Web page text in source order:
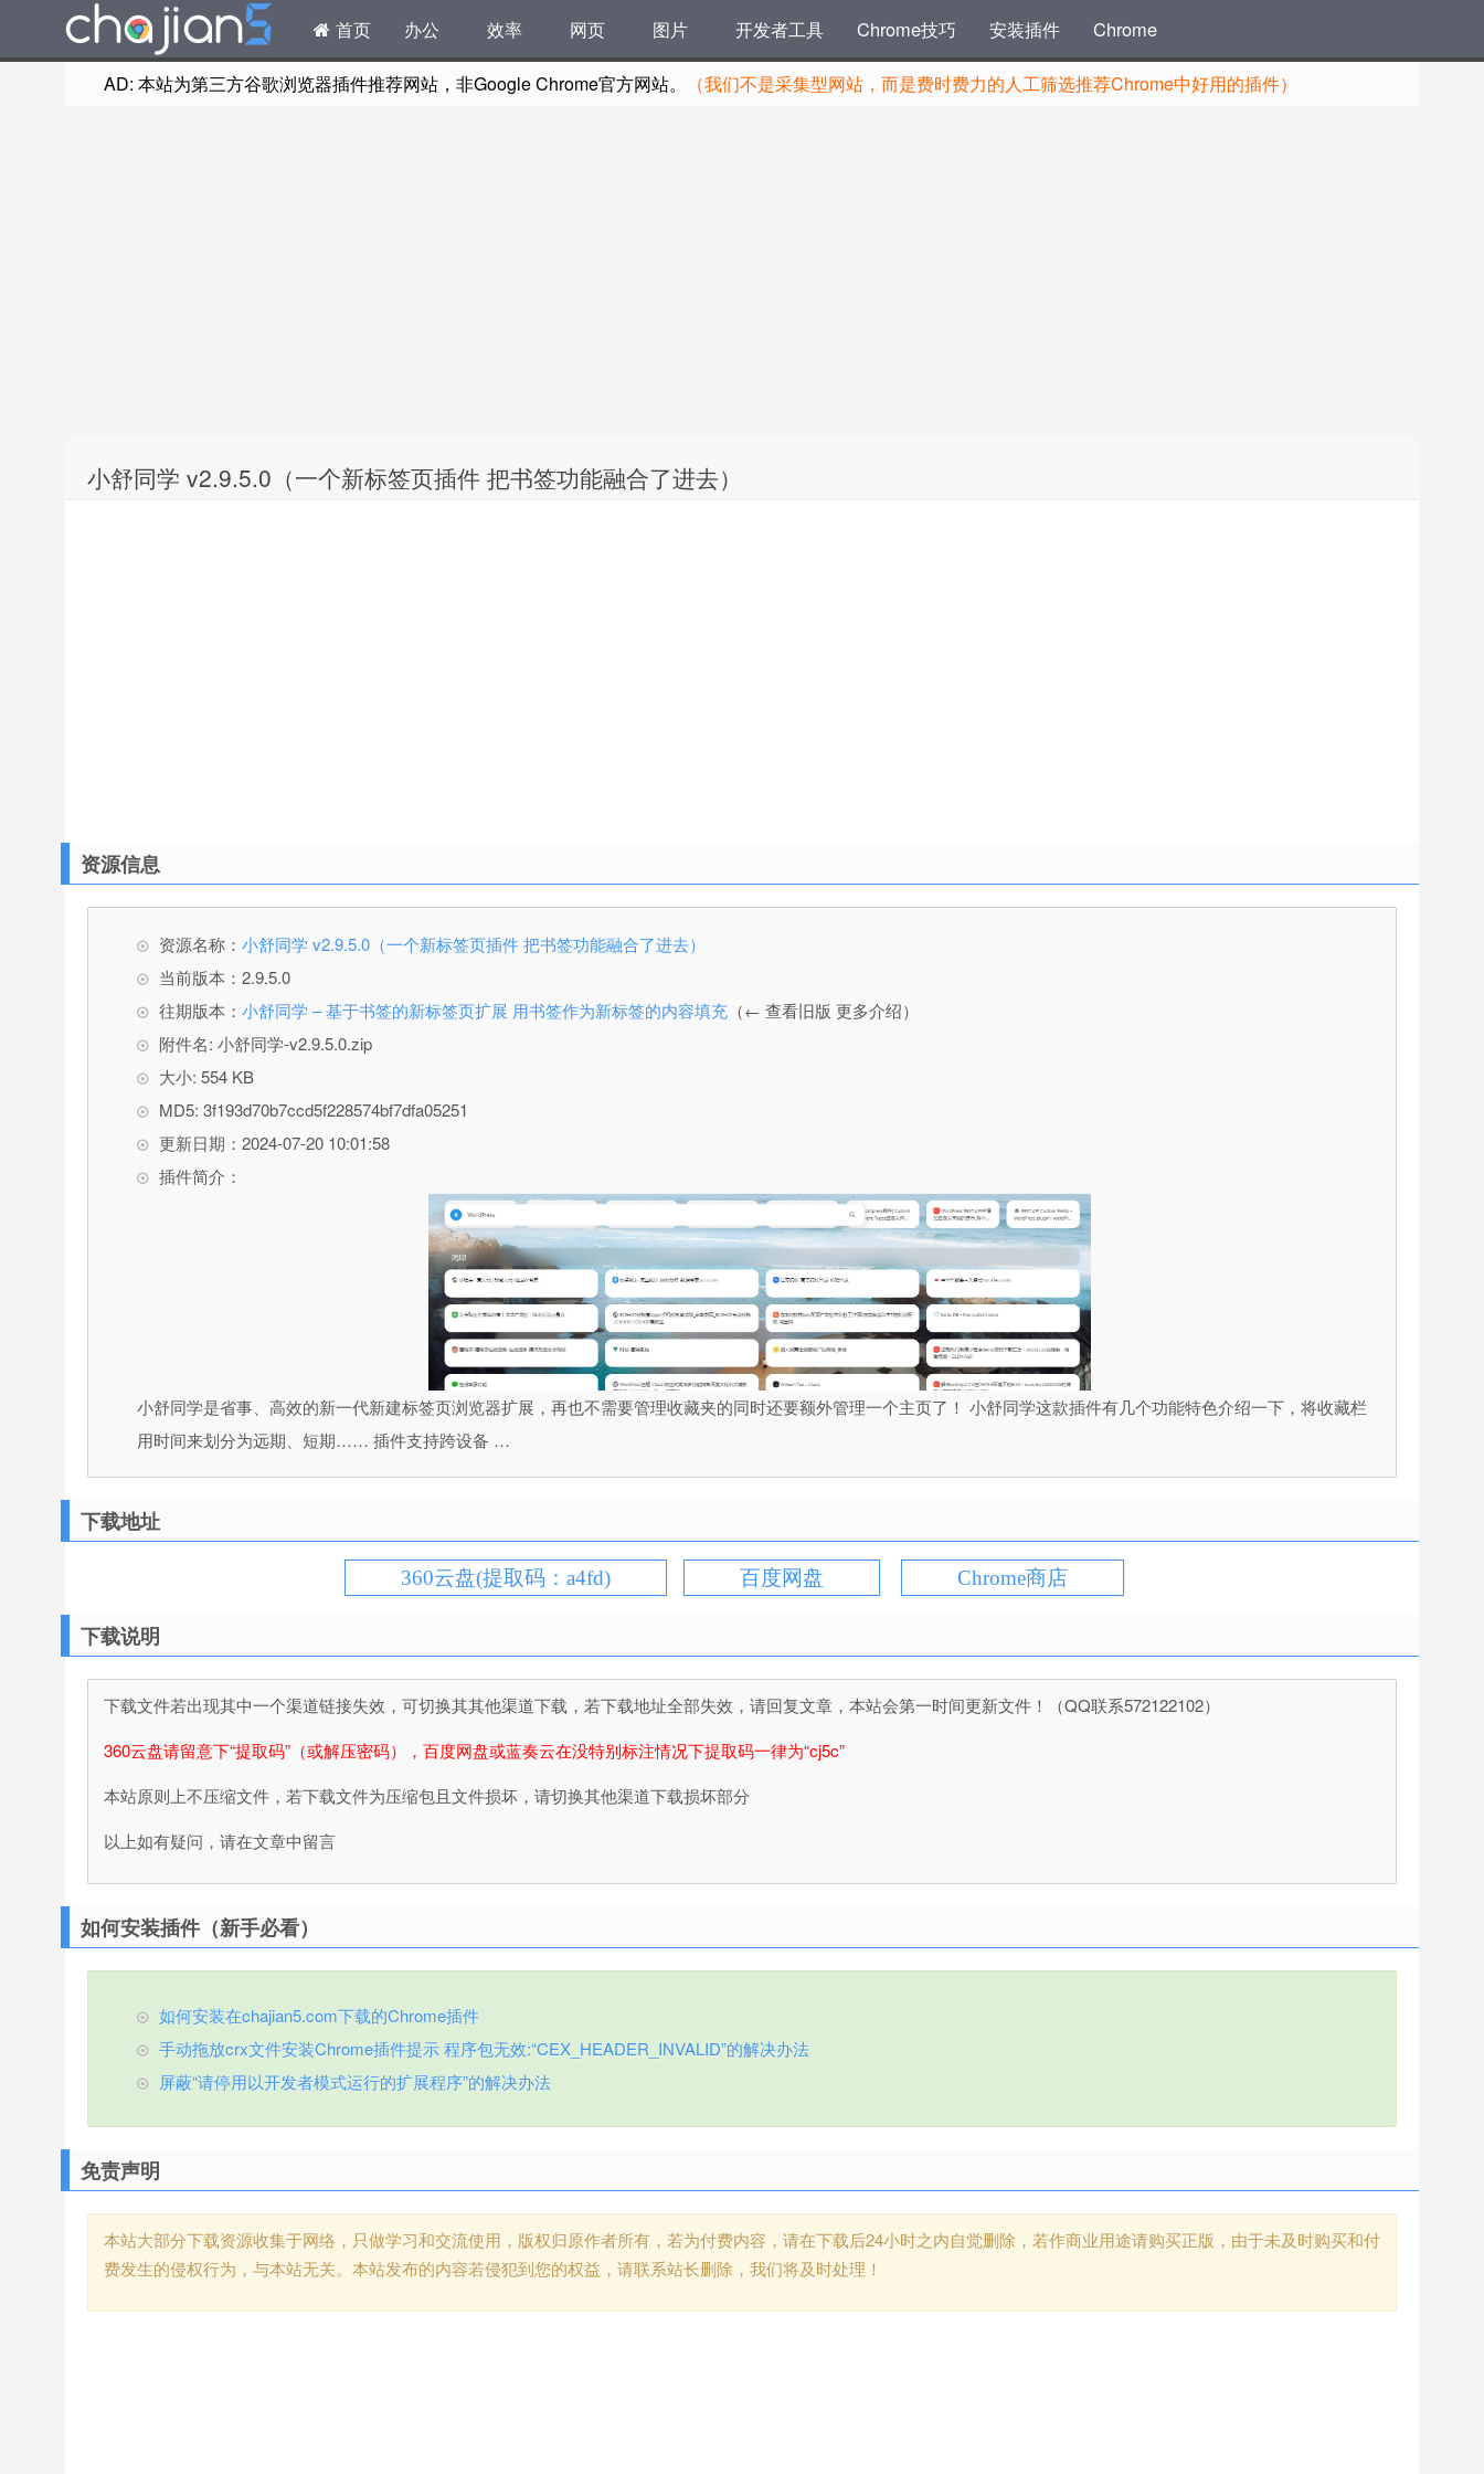
首页 办公 效率 网页 图片 开发者工具 Chrome技巧 安装插件 Chrome
AD: 本站为第三方谷歌浏览器插件推荐网站，非Google Chrome官方网站。 （我们不是采集型网站，而是费时费力的人工筛选推荐Chrome中好用的插件）
小舒同学 v2.9.5.0（一个新标签页插件 把书签功能融合了进去）
资源信息
资源名称： 小舒同学 v2.9.5.0（一个新标签页插件 把书签功能融合了进去）
当前版本：2.9.5.0
往期版本： 小舒同学 – 基于书签的新标签页扩展 用书签作为新标签的内容填充 （← 查看旧版 更多介绍）
附件名: 小舒同学-v2.9.5.0.zip
大小: 554 KB
MD5: 3f193d70b7ccd5f228574bf7dfa05251
更新日期：2024-07-20 10:01:58
插件简介：
小舒同学是省事、高效的新一代新建标签页浏览器扩展，再也不需要管理收藏夹的同时还要额外管理一个主页了！ 小舒同学这款插件有几个功能特色介绍一下，将收藏栏
用时间来划分为远期、短期…… 插件支持跨设备 …
下载地址
360云盘(提取码：a4fd) 百度网盘 Chrome商店
下载说明
下载文件若出现其中一个渠道链接失效，可切换其其他渠道下载，若下载地址全部失效，请回复文章，本站会第一时间更新文件！（QQ联系572122102）
360云盘请留意下“提取码”（或解压密码），百度网盘或蓝奏云在没特别标注情况下提取码一律为“cj5c”
本站原则上不压缩文件，若下载文件为压缩包且文件损坏，请切换其他渠道下载损坏部分
以上如有疑问，请在文章中留言
如何安装插件（新手必看）
如何安装在chajian5.com下载的Chrome插件
手动拖放crx文件安装Chrome插件提示 程序包无效:“CEX_HEADER_INVALID”的解决办法
屏蔽“请停用以开发者模式运行的扩展程序”的解决办法
免责声明
本站大部分下载资源收集于网络，只做学习和交流使用，版权归原作者所有，若为付费内容，请在下载后24小时之内自觉删除，若作商业用途请购买正版，由于未及时购买和付
费发生的侵权行为，与本站无关。本站发布的内容若侵犯到您的权益，请联系站长删除，我们将及时处理！